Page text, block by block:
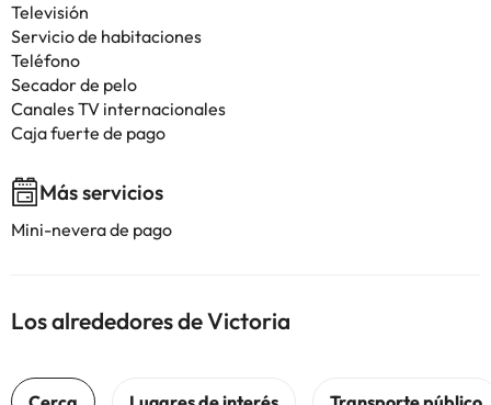
Televisión
Servicio de habitaciones
Teléfono
Secador de pelo
Canales TV internacionales
Caja fuerte de pago
Más servicios
Mini-nevera de pago
Los alrededores de Victoria